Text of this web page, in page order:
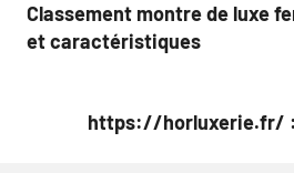
de
Classement montre de luxe
et caractéristiques
https://horluxerie.fr/ :